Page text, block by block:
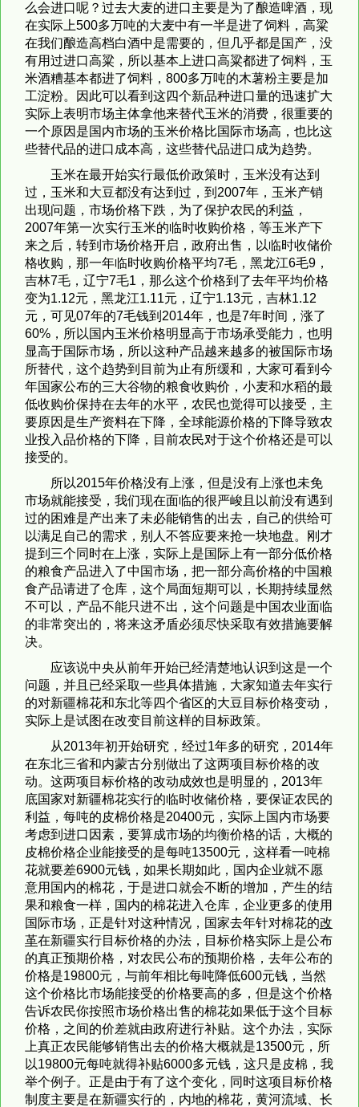
么会进口呢？过去大麦的进口主要是为了酿造啤酒，现
在实际上500多万吨的大麦中有一半是进了饲料，高粱
在我们酿造高档白酒中是需要的，但几乎都是国产，没
有用过进口高粱，所以基本上进口高粱都进了饲料，玉
米酒糟基本都进了饲料，800多万吨的木薯粉主要是加
工淀粉。因此可以看到这四个新品种进口量的迅速扩大
实际上表明市场主体拿他来替代玉米的消费，很重要的
一个原因是国内市场的玉米价格比国际市场高，也比这
些替代品的进口成本高，这些替代品进口成为趋势。
玉米在最开始实行最低价政策时，玉米没有达到
过，玉米和大豆都没有达到过，到2007年，玉米产销
出现问题，市场价格下跌，为了保护农民的利益，
2007年第一次实行玉米的临时收购价格，等玉米产下
来之后，转到市场价格开启，政府出售，以临时收储价
格收购，那一年临时收购价格平均7毛，黑龙江6毛9，
吉林7毛，辽宁7毛1，那么这个价格到了去年平均价格
变为1.12元，黑龙江1.11元，辽宁1.13元，吉林1.12
元，可见07年的7毛钱到2014年，也是7年时间，涨了
60%，所以国内玉米价格明显高于市场承受能力，也明
显高于国际市场，所以这种产品越来越多的被国际市场
所替代，这个趋势到目前为止有所缓和，大家可看到今
年国家公布的三大谷物的粮食收购价，小麦和水稻的最
低收购价保持在去年的水平，农民也觉得可以接受，主
要原因是生产资料在下降，全球能源价格的下降导致农
业投入品价格的下降，目前农民对于这个价格还是可以
接受的。
所以2015年价格没有上涨，但是没有上涨也未免
市场就能接受，我们现在面临的很严峻且以前没有遇到
过的困难是产出来了未必能销售的出去，自己的供给可
以满足自己的需求，别人不答应要来抢一块地盘。刚才
提到三个同时在上涨，实际上是国际上有一部分低价格
的粮食产品进入了中国市场，把一部分高价格的中国粮
食产品请进了仓库，这个局面短期可以，长期持续显然
不可以，产品不能只进不出，这个问题是中国农业面临
的非常突出的，将来这矛盾必须尽快采取有效措施要解
决。
应该说中央从前年开始已经清楚地认识到这是一个
问题，并且已经采取一些具体措施，大家知道去年实行
的对新疆棉花和东北等四个省区的大豆目标价格变动，
实际上是试图在改变目前这样的目标政策。
从2013年初开始研究，经过1年多的研究，2014年
在东北三省和内蒙古分别做出了这两项目标价格的改
动。这两项目标价格的改动成效也是明显的，2013年
底国家对新疆棉花实行的临时收储价格，要保证农民的
利益，每吨的皮棉价格是20400元，实际上国内市场要
考虑到进口因素，要算成市场的均衡价格的话，大概的
皮棉价格企业能接受的是每吨13500元，这样看一吨棉
花就要差6900元钱，如果长期如此，国内企业就不愿
意用国内的棉花，于是进口就会不断的增加，产生的结
果和粮食一样，国内的棉花进入仓库，企业更多的使用
国际市场，正是针对这种情况，国家去年针对棉花的改
革在新疆实行目标价格的办法，目标价格实际上是公布
的真正预期价格，对农民公布的预期价格，去年公布的
价格是19800元，与前年相比每吨降低600元钱，当然
这个价格比市场能接受的价格要高的多，但是这个价格
告诉农民你按照市场价格出售的棉花如果低于这个目标
价格，之间的价差就由政府进行补贴。这个办法，实际
上真正农民能够销售出去的价格大概就是13500元，所
以19800元每吨就得补贴6000多元钱，这只是皮棉，我
举个例子。正是由于有了这个变化，同时这项目标价格
制度主要是在新疆实行的，内地的棉花，黄河流域、长